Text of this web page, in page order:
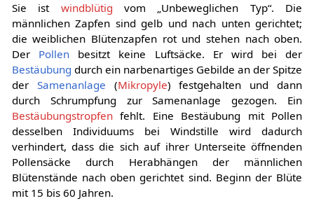
Sie ist windblütig vom „Unbeweglichen Typ“. Die
männlichen Zapfen sind gelb und nach unten gerichtet;
die weiblichen Blütenzapfen rot und stehen nach oben.
Der Pollen besitzt keine Luftsäcke. Er wird bei der
Bestäubung durch ein narbenartiges Gebilde an der Spitze
der Samenanlage (Mikropyle) festgehalten und dann
durch Schrumpfung zur Samenanlage gezogen. Ein
Bestäubungstropfenfehlt. Eine Bestäubung mit Pollen
desselben Individuums bei Windstille wird dadurch
verhindert, dass die sich auf ihrer Unterseite öffnenden
Pollensäcke durch Herabhängen der männlichen
Blütenstände nach oben gerichtet sind. Beginn der Blüte
mit 15 bis 60 Jahren.